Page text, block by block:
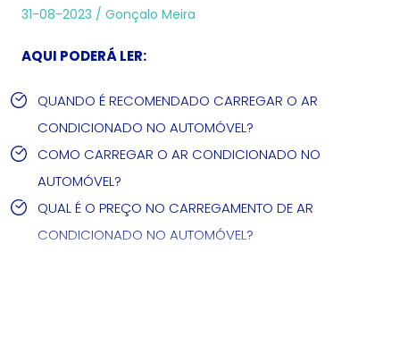
31-08-2023 / Gonçalo Meira
AQUI PODERÁ LER:
QUANDO É RECOMENDADO CARREGAR O AR
CONDICIONADO NO AUTOMÓVEL?
COMO CARREGAR O AR CONDICIONADO NO
AUTOMÓVEL?
QUAL É O PREÇO NO CARREGAMENTO DE AR
CONDICIONADO NO AUTOMÓVEL?